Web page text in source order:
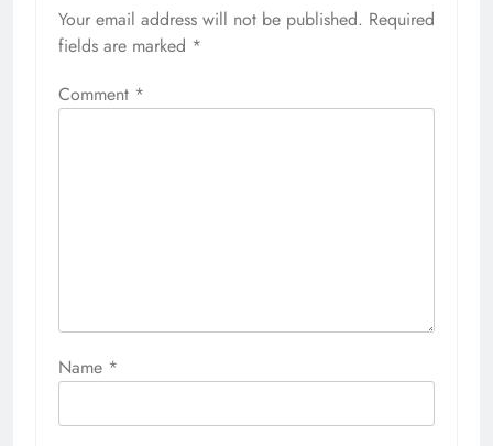
Your email address will not be published. Required
fields are marked *
Comment *
Name *